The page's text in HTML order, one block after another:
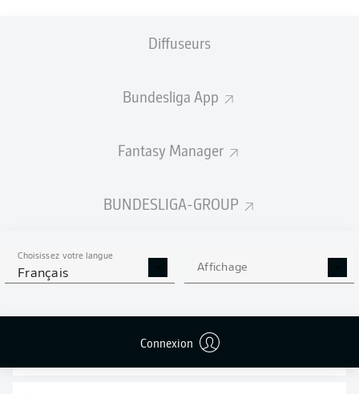
Diffuseurs
Bundesliga App
Fantasy Manager
BUNDESLIGA-GROUP
Choisissez votre langue
Français Affichage
Connexion
STATS DE LA SAISON
2026/2027
0 0